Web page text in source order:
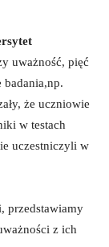
uważność, pięć
badania,np.
że uczniowie
w testach
uczestniczyli w⁣
przedstawiamy
z ich